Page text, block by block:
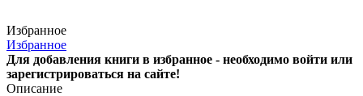
Избранное
Избранное
Для добавления книги в избранное - необходимо войти или
зарегистрироваться на сайте!
Описание